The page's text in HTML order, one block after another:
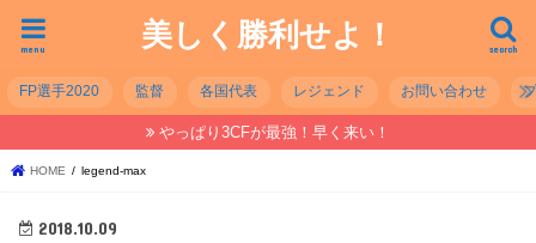
美しく勝利せよ！ search
menu
FP選手2020 監督 各国代表 レジェンド お問い合わせ
やっぱり3CFが最強！早く来い！
HOME legend-max
2018.10.09